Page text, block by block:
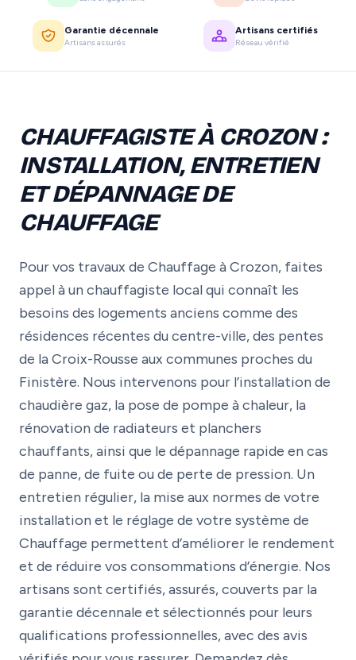
Garantie décennale
Artisans assurés
Artisans certifiés
Réseau vérifié
CHAUFFAGISTE À CROZON :
INSTALLATION, ENTRETIEN
ET DÉPANNAGE DE
CHAUFFAGE
Pour vos travaux de Chauffage à Crozon, faites
appel à un chauffagiste local qui connaît les
besoins des logements anciens comme des
résidences récentes du centre-ville, des pentes
de la Croix-Rousse aux communes proches du
Finistère. Nous intervenons pour l’installation de
chaudière gaz, la pose de pompe à chaleur, la
rénovation de radiateurs et planchers
chauffants, ainsi que le dépannage rapide en cas
de panne, de fuite ou de perte de pression. Un
entretien régulier, la mise aux normes de votre
installation et le réglage de votre système de
Chauffage permettent d’améliorer le rendement
et de réduire vos consommations d’énergie. Nos
artisans sont certifiés, assurés, couverts par la
garantie décennale et sélectionnés pour leurs
qualifications professionnelles, avec des avis